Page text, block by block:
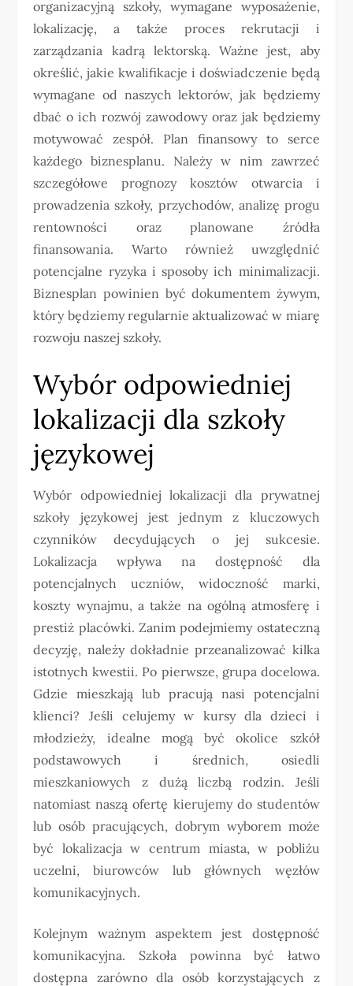
organizacyjną szkoły, wymagane wyposażenie,
lokalizację, a także proces rekrutacji i
zarządzania kadrą lektorską. Ważne jest, aby
określić, jakie kwalifikacje i doświadczenie będą
wymagane od naszych lektorów, jak będziemy
dbać o ich rozwój zawodowy oraz jak będziemy
motywować zespół. Plan finansowy to serce
każdego biznesplanu. Należy w nim zawrzeć
szczegółowe prognozy kosztów otwarcia i
prowadzenia szkoły, przychodów, analizę progu
rentowności oraz planowane źródła
finansowania. Warto również uwzględnić
potencjalne ryzyka i sposoby ich minimalizacji.
Biznesplan powinien być dokumentem żywym,
który będziemy regularnie aktualizować w miarę
rozwoju naszej szkoły.
Wybór odpowiedniej
lokalizacji dla szkoły
językowej
Wybór odpowiedniej lokalizacji dla prywatnej
szkoły językowej jest jednym z kluczowych
czynników decydujących o jej sukcesie.
Lokalizacja wpływa na dostępność dla
potencjalnych uczniów, widoczność marki,
koszty wynajmu, a także na ogólną atmosferę i
prestiż placówki. Zanim podejmiemy ostateczną
decyzję, należy dokładnie przeanalizować kilka
istotnych kwestii. Po pierwsze, grupa docelowa.
Gdzie mieszkają lub pracują nasi potencjalni
klienci? Jeśli celujemy w kursy dla dzieci i
młodzieży, idealne mogą być okolice szkół
podstawowych i średnich, osiedli
mieszkaniowych z dużą liczbą rodzin. Jeśli
natomiast naszą ofertę kierujemy do studentów
lub osób pracujących, dobrym wyborem może
być lokalizacja w centrum miasta, w pobliżu
uczelni, biurowców lub głównych węzłów
komunikacyjnych.
Kolejnym ważnym aspektem jest dostępność
komunikacyjna. Szkoła powinna być łatwo
dostępna zarówno dla osób korzystających z